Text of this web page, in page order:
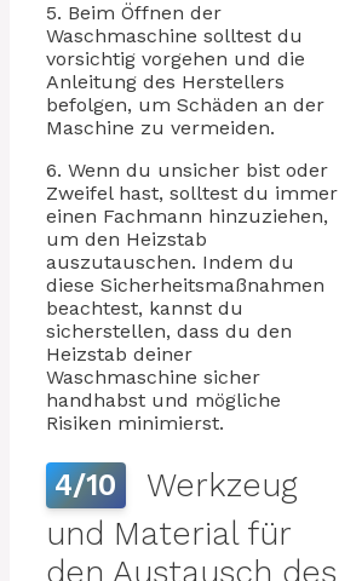
5. Beim Öffnen der
Waschmaschine solltest du
vorsichtig vorgehen und die
Anleitung des Herstellers
befolgen, um Schäden an der
Maschine zu vermeiden.
6. Wenn du unsicher bist oder
Zweifel hast, solltest du immer
einen Fachmann hinzuziehen,
um den Heizstab
auszutauschen. Indem du
diese Sicherheitsmaßnahmen
beachtest, kannst du
sicherstellen, dass du den
Heizstab deiner
Waschmaschine sicher
handhabst und mögliche
Risiken minimierst.
4/10
Werkzeug
und Material für
den Austausch des